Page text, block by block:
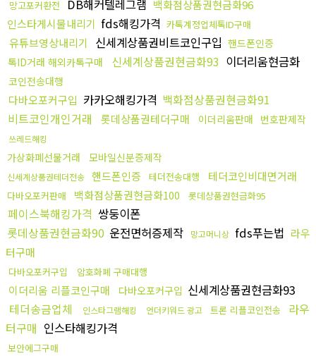
망고포커환전 DB해커텔레그램 백화점상품권현금화96
인스타게시물내리기 fds해킹가격 카톡계정업체톡ID구매
유튜브영상내리기 신세계상품권비트코인구입 핸드폰인증
톡ID거래 해외카톡구매
신세계상품권현금화93 이더리움현금화
코인전송대행
다바오포커구입 카카오해킹가격 백화점상품권현금화91
비트코인개인거래
롯데상품권테더구매 이더리움판매 번호판제작
쓰레드해킹
가상화폐선물거래 모바일신분증제작
신세계상품권테더전송 핸드폰인증 테더전송대행 테더코인비대면거래
다바오포커판매 백화점상품권현금화100 롯데상품권현금화95
페이스북해킹가격 쌍둥이폰
롯데상품권현금화90 운전면허증제작 망고머니상 fds푸는법 라우
터구매
다바오포커구입 암호화폐 구매대행
이더리움 리플코인구매 다바오포커구입 신세계상품권현금화93
테더송금업체
인스타그램해킹 언더키워드 광고 트론 리플코인전송
라우
터구매 인스타해킹가격
보안에그구매